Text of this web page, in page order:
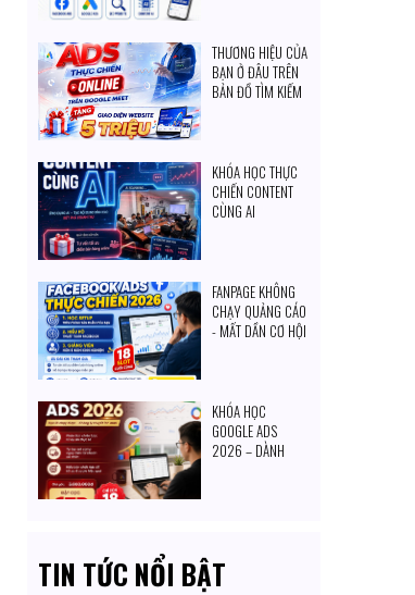
THƯƠNG HIỆU CỦA
BẠN Ở ĐÂU TRÊN
BẢN ĐỒ TÌM KIẾM
KHÓA HỌC THỰC
CHIẾN CONTENT
CÙNG AI
FANPAGE KHÔNG
CHẠY QUẢNG CÁO
- MẤT DẦN CƠ HỘI
KHÓA HỌC
GOOGLE ADS
2026 – DÀNH
TIN TỨC NỔI BẬT